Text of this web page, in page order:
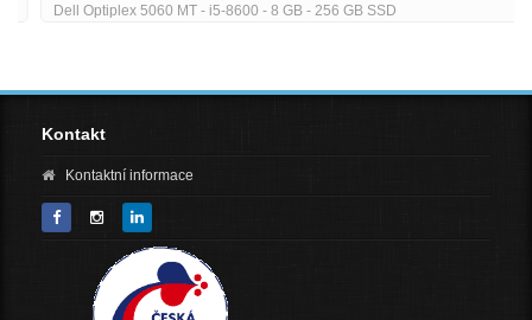
Dell Optiplex 5060 MT - i5-8600 - 8 GB - 256 GB SSD
Kontakt
Kontaktní informace